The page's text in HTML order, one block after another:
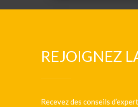
REJOIGNEZ
Recevez des conseils